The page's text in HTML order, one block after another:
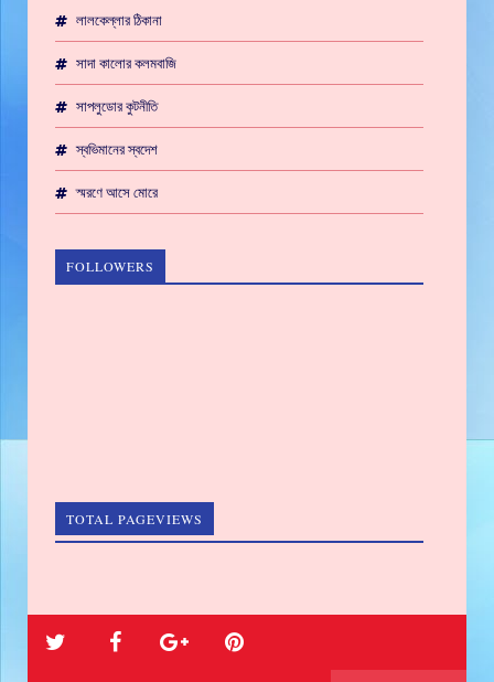
লালকেল্লার ঠিকানা
সাদা কালোর কলমবাজি
সাপলুডোর কুটনীতি
স্বভিমানের স্বদেশ
স্মরণে আসে মোরে
FOLLOWERS
TOTAL PAGEVIEWS